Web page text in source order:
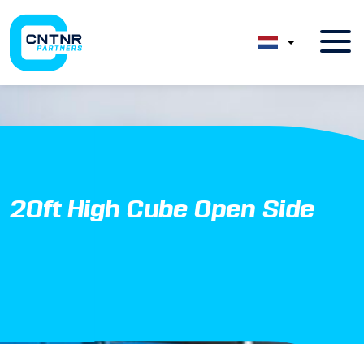
20ft High Cube Open Side